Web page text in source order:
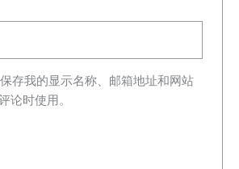
存我的显示名称、邮箱地址和网站
论时使用。